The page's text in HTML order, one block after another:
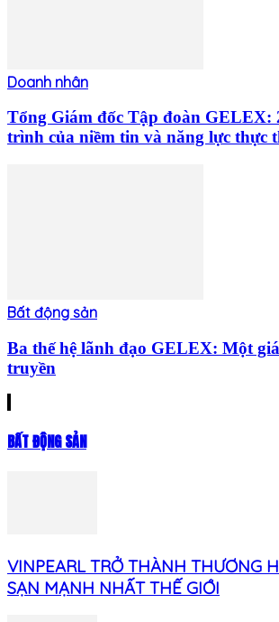
Doanh nhân
Tổng Giám đốc Tập đoàn GELEX:
trình của niềm tin và năng lực thực
Bất động sản
Ba thế hệ lãnh đạo GELEX: Một
truyền
BẤT ĐỘNG SẢN
VINPEARL TRỞ THÀNH THƯƠNG
SẠN MẠNH NHẤT THẾ GIỚI